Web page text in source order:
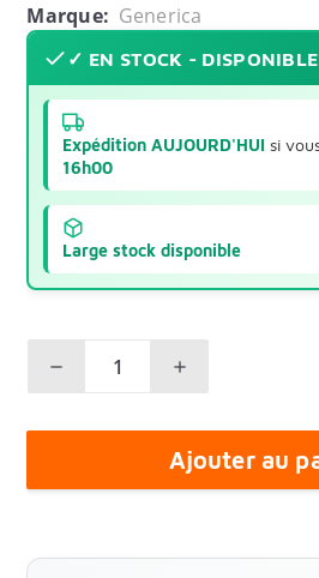
Marque: Generica
✓ EN STOCK - DISPONIBLE
Expédition AUJOURD'HUI si
16h00
Large stock disponible
Ajouter au